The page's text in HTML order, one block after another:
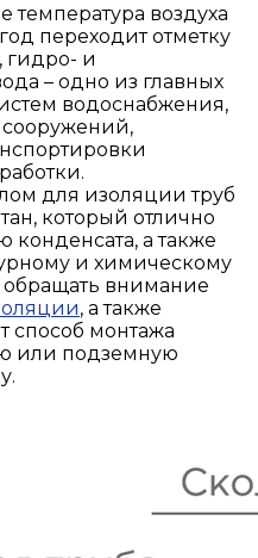
температура воздуха
переходит отметку
гидро- и
– одно из главных
водоснабжения,
для изоляции труб
который отлично
конденсата, а также
и химическому
обращать внимание
, а также
способ монтажа
или подземную